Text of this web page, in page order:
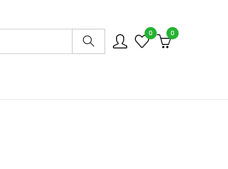
Arama mağazası
0 0